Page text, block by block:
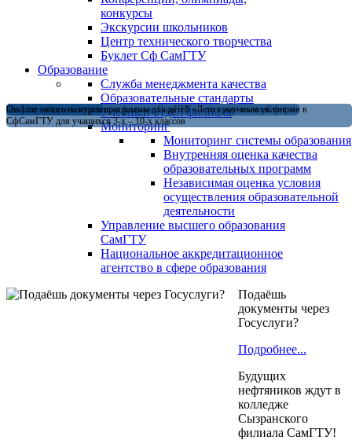
конкурсы
Экскурсии школьников
Центр технического творчества
Буклет Сф СамГТУ
Образование
Служба менеджмента качества
Образовательные стандарты
Учебный отдел филиала
Мониторинг
Мониторинг системы образования
Внутренняя оценка качества
образовательных программ
Независимая оценка условия
осуществления образовательной
деятельности
Управление высшего образования
СамГТУ
Национальное аккредитационное
агентство в сфере образования
Магистратура в Сызранском филиале СамГТУ — теперь и в очной форме
Открыт набор на летние программы для детей «Лето с научным уклоном» в
СфСамГТУ для учащихся 3-х – 10-х классов
On-Line запись на курсы
Подаёшь
документы через
Госуслуги?
Подробнее...
Будущих
нефтяников ждут в
колледже
Сызранского
филиала СамГТУ!